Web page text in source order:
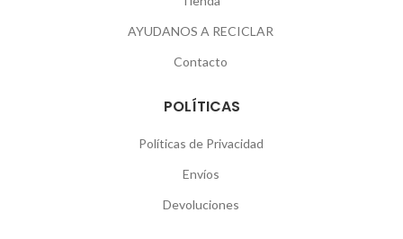
AYUDANOS A RECICLAR
Contacto
POLÍTICAS
Políticas de Privacidad
Envíos
Devoluciones